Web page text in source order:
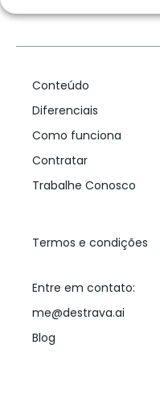
Conteúdo
Diferenciais
Como funciona
Contratar
Trabalhe Conosco
Termos e condições
Entre em contato:
me@destrava.ai
Blog